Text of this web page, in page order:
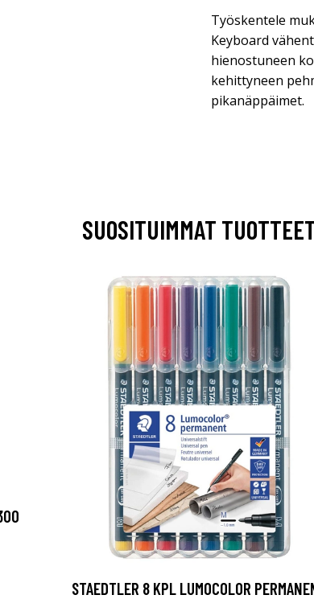
Työskentele
Keyboard
hienostuneen
kehittyneen
pikanäppäimet.
SUOSITUIMMAT
STAEDTLER 8 KPL LUMOCOLOR